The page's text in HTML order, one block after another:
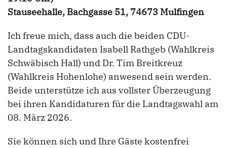
Stauseehalle, Bachgasse 51, 74673 Mulfingen
Ich freue mich, dass auch die beiden CDU-
Landtagskandidaten Isabell Rathgeb (Wahlkreis
Schwäbisch Hall) und Dr. Tim Breitkreuz
(Wahlkreis Hohenlohe) anwesend sein werden.
Beide unterstütze ich aus vollster Überzeugung
bei ihren Kandidaturen für die Landtagswahl am
08. März 2026.
Sie können sich und Ihre Gäste kostenfrei